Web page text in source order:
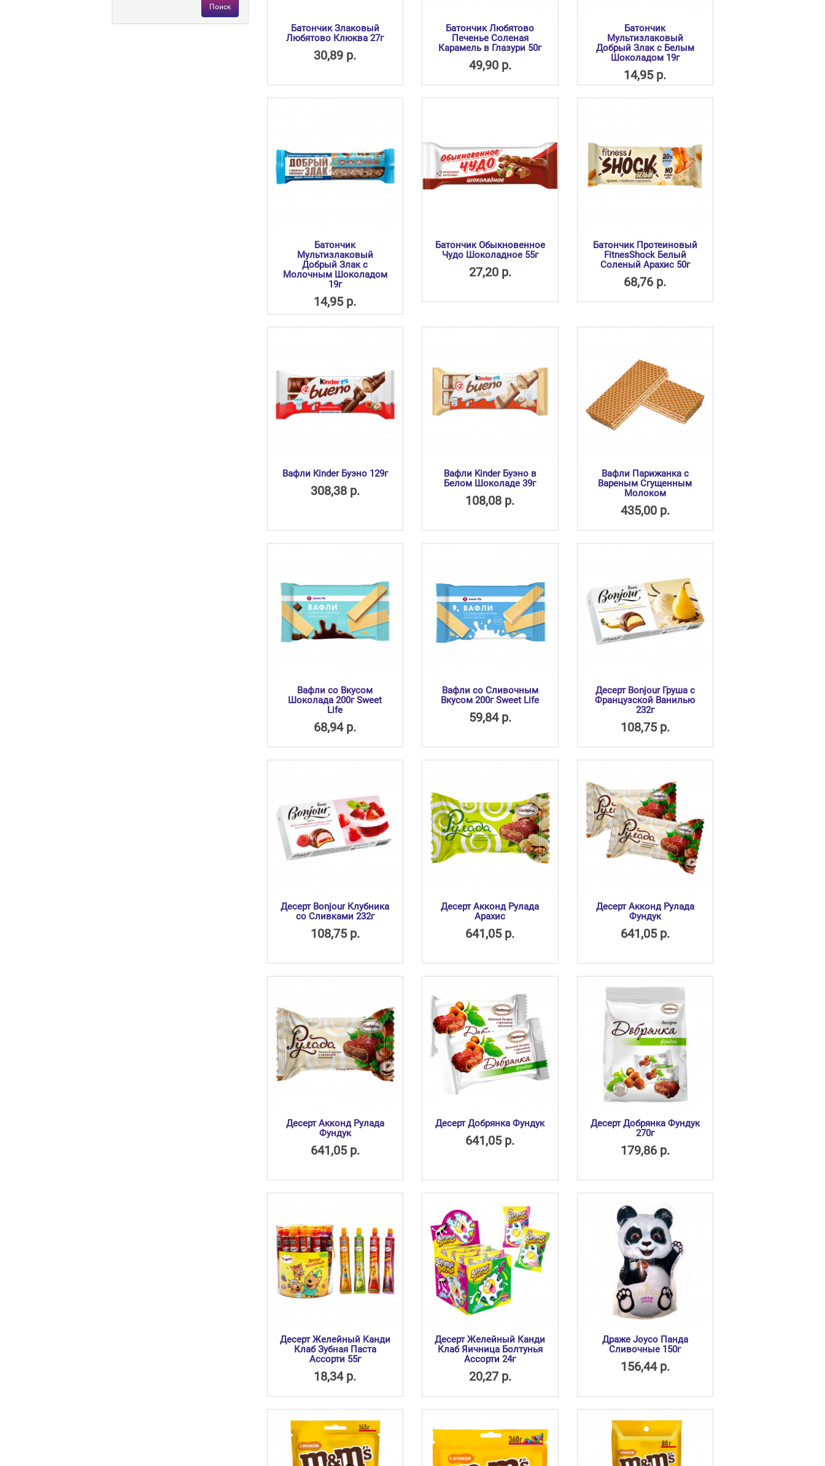
Поиск
Батончик Злаковый
Любятово Клюква 27г
30,89 р.
Батончик Любятово
Печенье Соленая
Карамель в Глазури 50г
49,90 р.
Батончик
Мультизлаковый
Добрый Злак с Белым
Шоколадом 19г
14,95 р.
Батончик
Мультизлаковый
Добрый Злак с
Молочным Шоколадом
19г
14,95 р.
Батончик Обыкновенное
Чудо Шоколадное 55г
27,20 р.
Батончик Протеиновый
FitnesShock Белый
Соленый Арахис 50г
68,76 р.
Вафли Kinder Буэно 129г
308,38 р.
Вафли Kinder Буэно в
Белом Шоколаде 39г
108,08 р.
Вафли Парижанка с
Вареным Сгущенным
Молоком
435,00 р.
Вафли со Вкусом
Шоколада 200г Sweet
Life
68,94 р.
Вафли со Сливочным
Вкусом 200г Sweet Life
59,84 р.
Десерт Bonjour Груша с
Французской Ванилью
232г
108,75 р.
Десерт Bonjour Клубника
со Сливками 232г
108,75 р.
Десерт Акконд Рулада
Арахис
641,05 р.
Десерт Акконд Рулада
Фундук
641,05 р.
Десерт Акконд Рулада
Фундук
641,05 р.
Десерт Добрянка Фундук
641,05 р.
Десерт Добрянка Фундук
270г
179,86 р.
Десерт Желейный Канди
Клаб Зубная Паста
Ассорти 55г
18,34 р.
Десерт Желейный Канди
Клаб Яичница Болтунья
Ассорти 24г
20,27 р.
Драже Joyco Панда
Сливочные 150г
156,44 р.